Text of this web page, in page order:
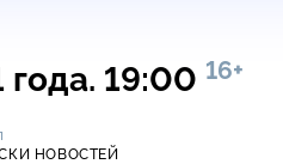
года. 19:00 16+
НОВОСТЕЙ